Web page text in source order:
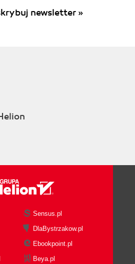
newsletter »
Sensus.pl
DlaBystrzakow.pl
Ebookpoint.pl
Beya.pl